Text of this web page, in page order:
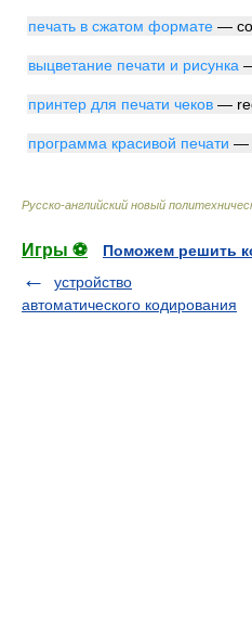
печать в сжатом формате —
выцветание печати и рисунка
принтер для печати чеков —
программа красивой печати —
Русско-английский новый
Игры ⚽
Поможем решить
устройство
автоматического кодирования